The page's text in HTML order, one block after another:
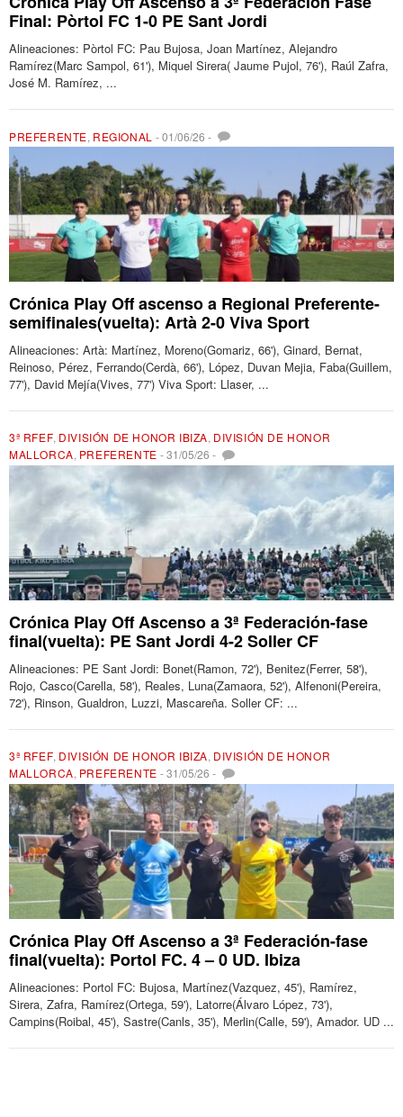
Final: Pòrtol FC 1-0 PE Sant Jordi
Alineaciones: Pòrtol FC: Pau Bujosa, Joan Martínez, Alejandro
Ramírez(Marc Sampol, 61'), Miquel Sirera( Jaume Pujol, 76'), Raúl Zafra,
José M. Ramírez, ...
PREFERENTE, REGIONAL -01/06/26 -
Crónica Play Off ascenso a Regional Preferente-
semifinales(vuelta): Artà 2-0 Viva Sport
Alineaciones: Artà: Martínez, Moreno(Gomariz, 66'), Ginard, Bernat,
Reinoso, Pérez, Ferrando(Cerdà, 66'), López, Duvan Mejia, Faba(Guillem,
77'), David Mejía(Vives, 77') Viva Sport: Llaser, ...
3ª RFEF, DIVISIÓN DE HONOR IBIZA, DIVISIÓN DE HONOR
MALLORCA, PREFERENTE -31/05/26 -
Crónica Play Off Ascenso a 3ª Federación-fase
final(vuelta): PE Sant Jordi 4-2 Soller CF
Alineaciones: PE Sant Jordi: Bonet(Ramon, 72'), Benitez(Ferrer, 58'),
Rojo, Casco(Carella, 58'), Reales, Luna(Zamaora, 52'), Alfenoni(Pereira,
72'), Rinson, Gualdron, Luzzi, Mascareña. Soller CF: ...
3ª RFEF, DIVISIÓN DE HONOR IBIZA, DIVISIÓN DE HONOR
MALLORCA, PREFERENTE -31/05/26 -
Crónica Play Off Ascenso a 3ª Federación-fase
final(vuelta): Portol FC. 4 – 0 UD. Ibiza
Alineaciones: Portol FC: Bujosa, Martínez(Vazquez, 45'), Ramírez,
Sirera, Zafra, Ramírez(Ortega, 59'), Latorre(Álvaro López, 73'),
Campins(Roibal, 45'), Sastre(Canls, 35'), Merlin(Calle, 59'), Amador. UD ...